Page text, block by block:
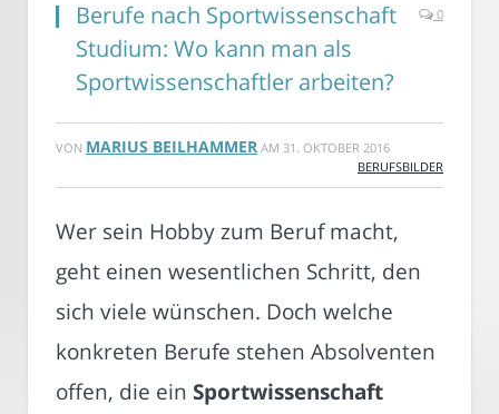
Berufe nach Sportwissenschaft
Studium: Wo kann man als
Sportwissenschaftler arbeiten?
0
VON MARIUS BEILHAMMER AM 31. OKTOBER 2016
BERUFSBILDER
Wer sein Hobby zum Beruf macht,
geht einen wesentlichen Schritt, den
sich viele wünschen. Doch welche
konkreten Berufe stehen Absolventen
offen, die ein Sportwissenschaft